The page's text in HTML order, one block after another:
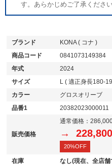
す。あらかじめご了承ください
ブランド
KONA ( コナ )
商品コード
0841073149384
年式
2024
サイズ
L ( 適正身長180-
カラー
グロスオリーブ
品番1
20382023000011
販売価格
通常価格：
→ 228,800
20%OFF
在庫 なし(現在、全店